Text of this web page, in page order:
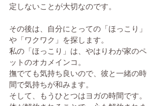
定しないことが大切なのです。
その後は、自分にとっての「ほっこり」
や「ワクワク」を探します。
私の「ほっこり」は、やはりわが家のペ
ットのオカメインコ。
撫でても気持ち良いので、彼と一緒の時
間で気持ちが和みます。
そして、もうひとつはヨガの時間です。